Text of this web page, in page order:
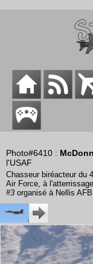
Photo#6410 :
l'USAF
Chasseur biréacteur du
Air Force, à
#3 organisé à Nellis